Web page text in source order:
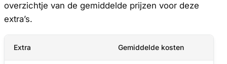
overzichtje van de gemiddelde prijzen voor deze
extra’s.
Extra Gemiddelde kosten